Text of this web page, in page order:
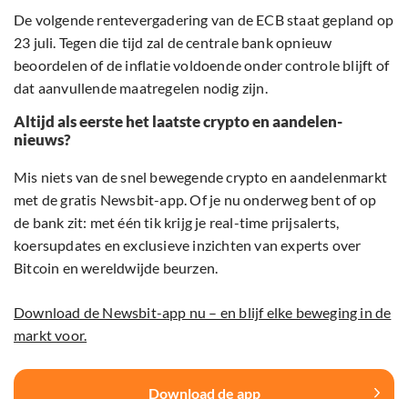
De volgende rentevergadering van de ECB staat gepland op
23 juli. Tegen die tijd zal de centrale bank opnieuw
beoordelen of de inflatie voldoende onder controle blijft of
dat aanvullende maatregelen nodig zijn.
Altijd als eerste het laatste crypto en aandelen-
nieuws?
Mis niets van de snel bewegende crypto en aandelenmarkt
met de gratis Newsbit-app. Of je nu onderweg bent of op
de bank zit: met één tik krijg je real-time prijsalerts,
koersupdates en exclusieve inzichten van experts over
Bitcoin en wereldwijde beurzen.
Download de Newsbit-app nu – en blijf elke beweging in de
markt voor.
Download de app